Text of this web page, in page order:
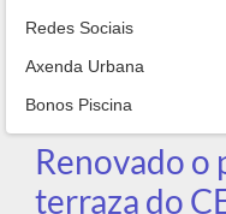
Redes Sociais
Axenda Urbana
Bonos Piscina
Renovado o
terraza do